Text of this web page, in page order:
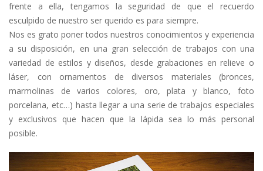
frente a ella, tengamos la seguridad de que el recuerdo
esculpido de nuestro ser querido es para siempre.
Nos es grato poner todos nuestros conocimientos y experiencia
a su disposición, en una gran selección de trabajos con una
variedad de estilos y diseños, desde grabaciones en relieve o
láser, con ornamentos de diversos materiales (bronces,
marmolinas de varios colores, oro, plata y blanco, foto
porcelana, etc…) hasta llegar a una serie de trabajos especiales
y exclusivos que hacen que la lápida sea lo más personal
posible.